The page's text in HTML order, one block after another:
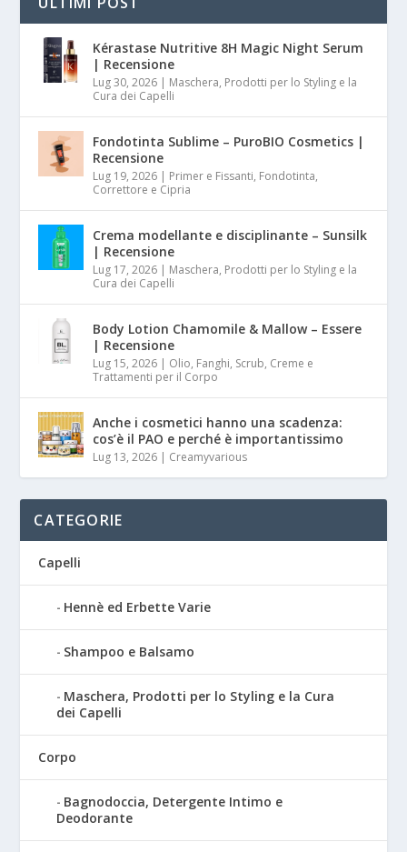
Kérastase Nutritive 8H Magic Night Serum
| Recensione
Lug 30, 2026 | Maschera, Prodotti per lo Styling e la
Cura dei Capelli
Fondotinta Sublime – PuroBIO Cosmetics |
Recensione
Lug 19, 2026 | Primer e Fissanti, Fondotinta,
Correttore e Cipria
Crema modellante e disciplinante – Sunsilk
| Recensione
Lug 17, 2026 | Maschera, Prodotti per lo Styling e la
Cura dei Capelli
Body Lotion Chamomile & Mallow – Essere
| Recensione
Lug 15, 2026 | Olio, Fanghi, Scrub, Creme e
Trattamenti per il Corpo
Anche i cosmetici hanno una scadenza:
cos’è il PAO e perché è importantissimo
Lug 13, 2026 | Creamyvarious
CATEGORIE
Capelli
Hennè ed Erbette Varie
Shampoo e Balsamo
Maschera, Prodotti per lo Styling e la Cura
dei Capelli
Corpo
Bagnodoccia, Detergente Intimo e
Deodorante